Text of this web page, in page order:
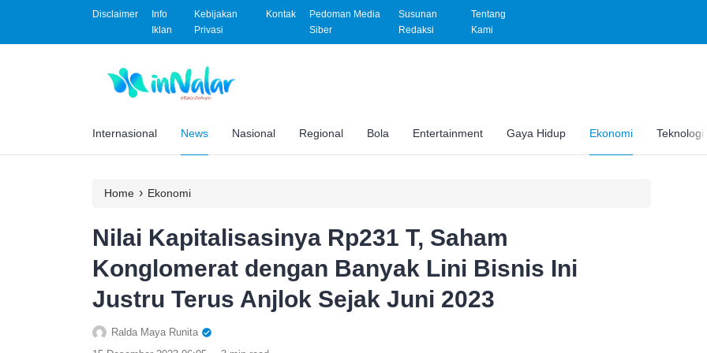
Disclaimer
Info
Iklan
Kebijakan
Privasi
Kontak
Pedoman Media
Siber
Susunan
Redaksi
Tentang
Kami
Internasional News Nasional Regional Bola Entertainment Gaya Hidup Ekonomi Teknologi
Home › Ekonomi
Nilai Kapitalisasinya Rp231 T, Saham
Konglomerat dengan Banyak Lini Bisnis Ini
Justru Terus Anjlok Sejak Juni 2023
Ralda Maya Runita